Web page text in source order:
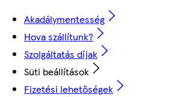
Akadálymentesség
Hova szállítunk?
Szolgáltatás díjak
Süti beállítások
Fizetési lehetőségek